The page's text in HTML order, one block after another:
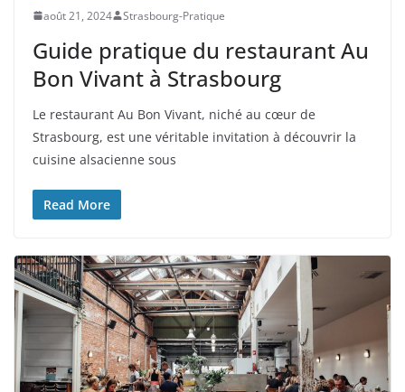
août 21, 2024 Strasbourg-Pratique
Guide pratique du restaurant Au
Bon Vivant à Strasbourg
Le restaurant Au Bon Vivant, niché au cœur de
Strasbourg, est une véritable invitation à découvrir la
cuisine alsacienne sous
Read More